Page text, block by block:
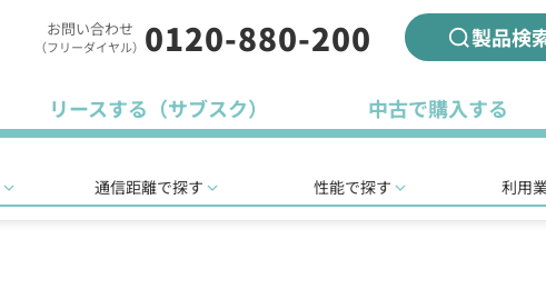
お問い合わせ
（フリーダイヤル） 0120-880-200 製品検
リースする（サブスク） 中古で購入する
通信距離で探す 性能で探す 利用